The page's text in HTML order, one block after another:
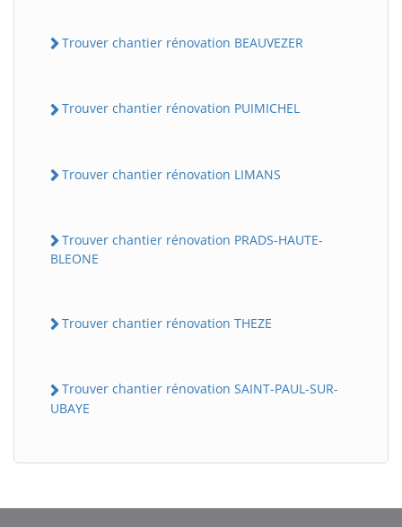
Trouver chantier rénovation BEAUVEZER
Trouver chantier rénovation PUIMICHEL
Trouver chantier rénovation LIMANS
Trouver chantier rénovation PRADS-HAUTE-
BLEONE
Trouver chantier rénovation THEZE
Trouver chantier rénovation SAINT-PAUL-SUR-
UBAYE